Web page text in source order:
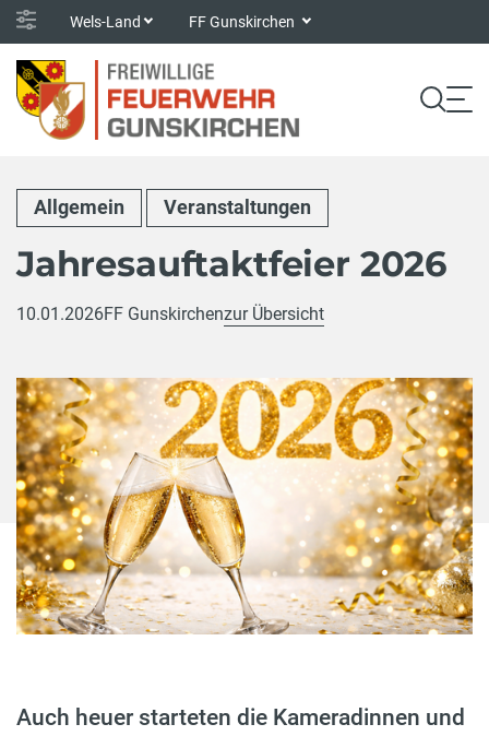
Wels-Land FF Gunskirchen
Allgemein Veranstaltungen
Jahresauftaktfeier 2026
10.01.2026FF Gunskirchenzur Übersicht
Auch heuer starteten die Kameradinnen und